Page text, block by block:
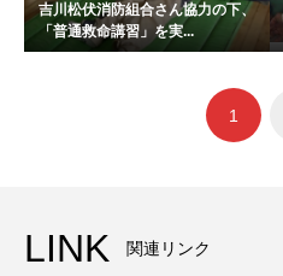
吉川松伏消防組合さん協力の下、
「普通救命講習」を実...
1
LINK 関連リンク